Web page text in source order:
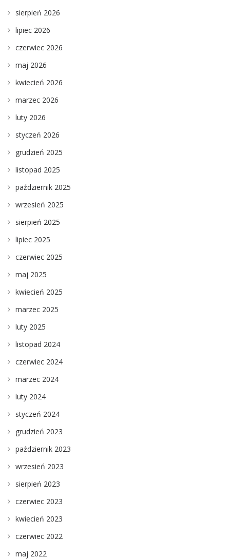
sierpień 2026
lipiec 2026
czerwiec 2026
maj 2026
kwiecień 2026
marzec 2026
luty 2026
styczeń 2026
grudzień 2025
listopad 2025
październik 2025
wrzesień 2025
sierpień 2025
lipiec 2025
czerwiec 2025
maj 2025
kwiecień 2025
marzec 2025
luty 2025
listopad 2024
czerwiec 2024
marzec 2024
luty 2024
styczeń 2024
grudzień 2023
październik 2023
wrzesień 2023
sierpień 2023
czerwiec 2023
kwiecień 2023
czerwiec 2022
maj 2022